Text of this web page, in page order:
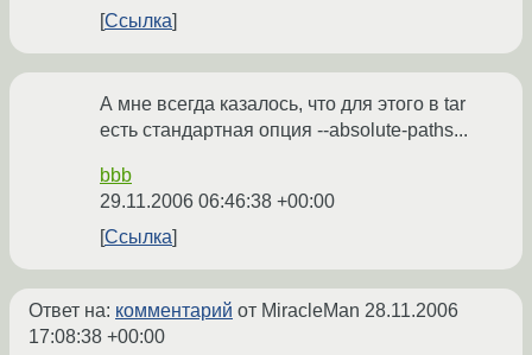
Ссылка
А мне всегда казалось, что для этого в tar
есть стандартная опция --absolute-paths...
bbb
29.11.2006 06:46:38 +00:00
Ссылка
Ответ на: комментарий от MiracleMan 28.11.2006
17:08:38 +00:00